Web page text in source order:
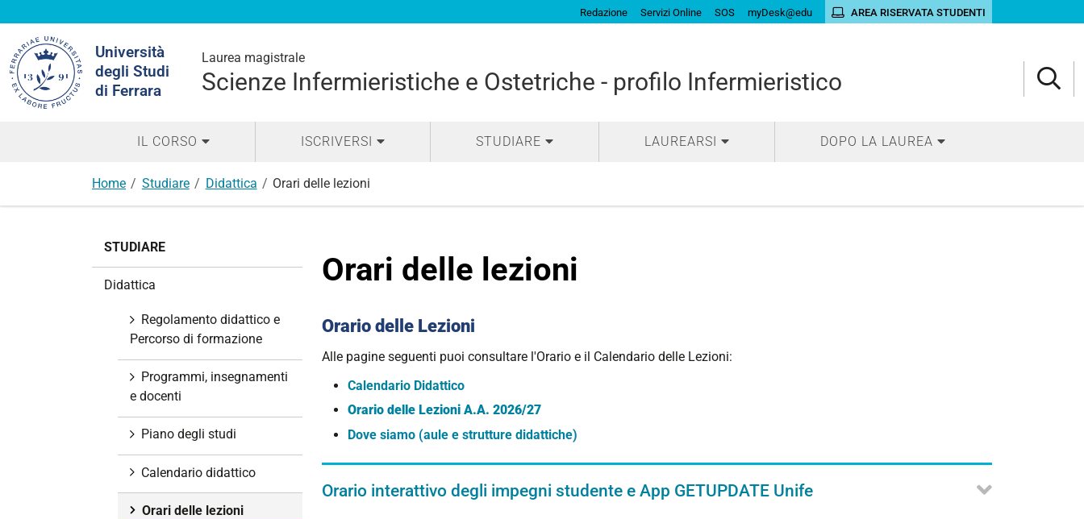
Redazione Servizi Online SOS myDesk@edu AREA RISERVATA STUDENTI
Università
degli Studi
di Ferrara
Laurea magistrale
Scienze Infermieristiche e Ostetriche - profilo Infermieristico
nel
sito
IL CORSO ISCRIVERSI STUDIARE LAUREARSI DOPO LA LAUREA
Home Studiare Didattica Orari delle lezioni
Orari delle lezioni
Orario delle Lezioni
Alle pagine seguenti puoi consultare l'Orario e il Calendario delle Lezioni:
Calendario Didattico
Orario delle Lezioni A.A. 2026/27
Dove siamo (aule e strutture didattiche)
Orario interattivo degli impegni studente e App GETUPDATE Unife
STUDIARE
Didattica
Regolamento didattico e
Percorso di formazione
Programmi, insegnamenti
e docenti
Piano degli studi
Calendario didattico
Orari delle lezioni